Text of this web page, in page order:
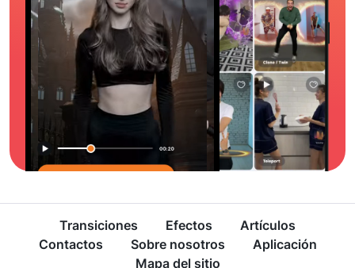
Transiciones Efectos
Artículos
Contactos
Sobre nosotros
Aplicación
Mapa del sitio